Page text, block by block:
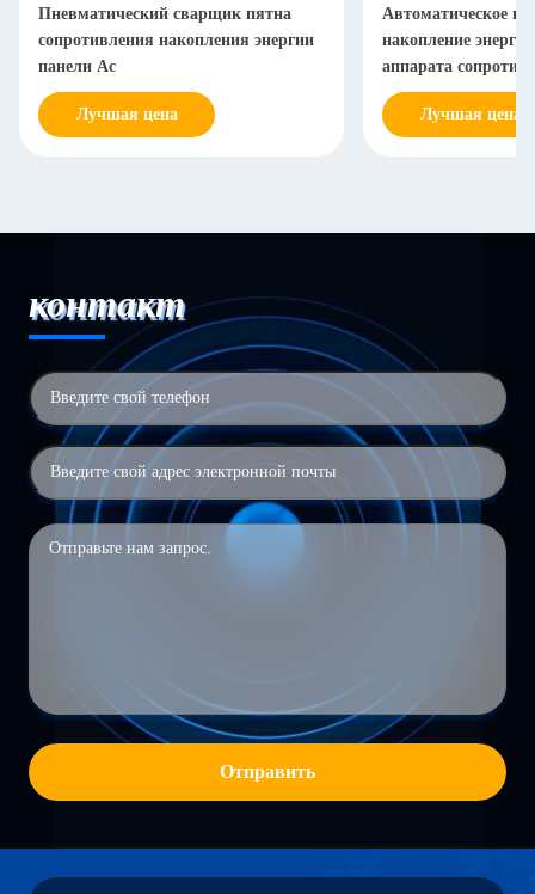
Пневматический сварщик пятна
сопротивления накопления энергии
панели Ac
Лучшая цена
Автоматическое
накопление
аппарата
120KA
Лучшая цена
контакт
Отправить